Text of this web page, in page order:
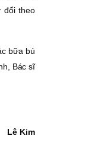
đổi theo
bữa bú
Bác sĩ
Lê Kim